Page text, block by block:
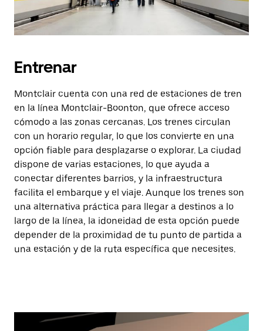
Entrenar
Montclair cuenta con una red de estaciones de tren
en la línea Montclair-Boonton, que ofrece acceso
cómodo a las zonas cercanas. Los trenes circulan
con un horario regular, lo que los convierte en una
opción fiable para desplazarse o explorar. La ciudad
dispone de varias estaciones, lo que ayuda a
conectar diferentes barrios, y la infraestructura
facilita el embarque y el viaje. Aunque los trenes son
una alternativa práctica para llegar a destinos a lo
largo de la línea, la idoneidad de esta opción puede
depender de la proximidad de tu punto de partida a
una estación y de la ruta específica que necesites.